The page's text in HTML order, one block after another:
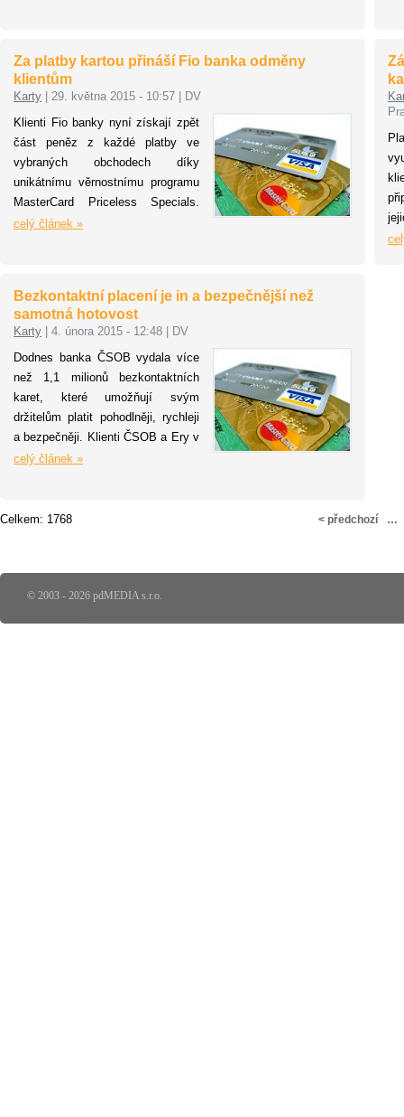
na konsolidaci půjček bez jištění a
ručitele nebo na platební terminály
pro firemní klienty.
Za platby kartou přináší Fio banka odměny
klientům
Karty 29. května 2015 - 10:57
DV
Klienti Fio banky nyní získají zpět
část peněz z každé platby ve
vybraných obchodech díky
unikátnímu věrnostnímu programu
MasterCard Priceless Specials.
Držitelé platebních karet
spořit.
celý článek »
Bezkontaktní placení je in a bezpečnější než
samotná hotovost
Karty 4. února 2015 - 12:48
DV
Dodnes banka ČSOB vydala více
než 1,1 milionů bezkontaktních
karet, které umožňují svým
držitelům platit pohodlněji, rychleji
a bezpečněji. Klienti ČSOB a Ery v
loňském roce utratili platebními
transakcí rostl ještě rychleji, a to o
celkovém objemu 19 miliard korun.
Průměrná výše transakce
celý článek »
< předchozí …
Celkem: 1768
© 2003 - 2026 pdMEDIA s.r.o.